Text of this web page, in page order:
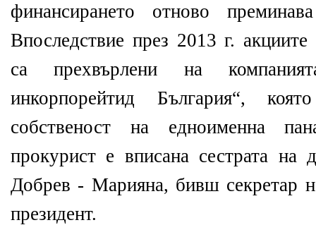
финансирането отново
Впоследствие през 2013 г. акциите
са прехвърлени на
инкорпорейтид България“,
собственост на едноименна
прокурист е вписана сестрата
Добрев - Марияна, бивш секретар
президент.